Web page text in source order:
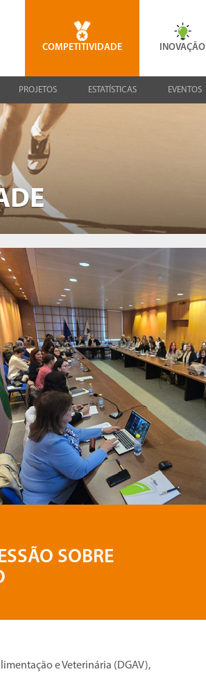
COMPETITIVIDADE INOVAÇÃO
PROJETOS ESTATÍSTICAS EVENTOS
SOBRE
e Veterinária (DGAV),